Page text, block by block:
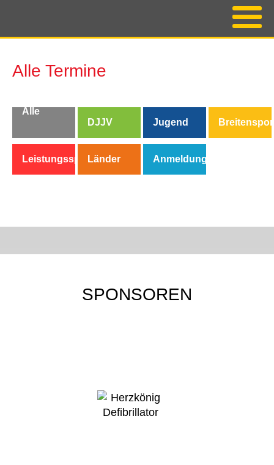
Alle Termine
Alle
Termine
Leistungssport
DJJV
Länder
Jugend
Anmeldung/Buchung
SPONSOREN